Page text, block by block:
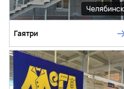
Челябинск
Гаятри